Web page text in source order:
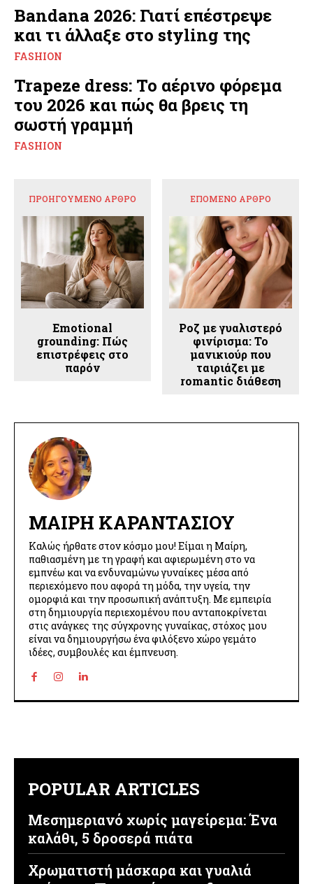
Bandana 2026: Γιατί επέστρεψε
και τι άλλαξε στο styling της
FASHION
Trapeze dress: Το αέρινο φόρεμα
του 2026 και πώς θα βρεις τη
σωστή γραμμή
FASHION
ΠΡΟΗΓΟΎΜΕΝΟ ΆΡΘΡΟ
Emotional
grounding: Πώς
επιστρέφεις στο
παρόν
ΕΠΌΜΕΝΟ ΆΡΘΡΟ
Ροζ με γυαλιστερό
φινίρισμα: Το
μανικιούρ που
ταιριάζει με
romantic διάθεση
ΜΑΊΡΗ ΚΑΡΑΝΤΆΣΙΟΥ
Καλώς ήρθατε στον κόσμο μου! Είμαι η Μαίρη,
παθιασμένη με τη γραφή και αφιερωμένη στο να
εμπνέω και να ενδυναμώνω γυναίκες μέσα από
περιεχόμενο που αφορά τη μόδα, την υγεία, την
ομορφιά και την προσωπική ανάπτυξη. Με εμπειρία
στη δημιουργία περιεχομένου που ανταποκρίνεται
στις ανάγκες της σύγχρονης γυναίκας, στόχος μου
είναι να δημιουργήσω ένα φιλόξενο χώρο γεμάτο
ιδέες, συμβουλές και έμπνευση.
POPULAR ARTICLES
Μεσημεριανό χωρίς μαγείρεμα: Ένα
καλάθι, 5 δροσερά πιάτα
Χρωματιστή μάσκαρα και γυαλιά